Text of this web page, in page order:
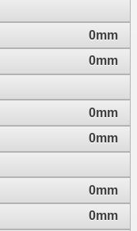
0mm
0mm
0mm
0mm
0mm
0mm